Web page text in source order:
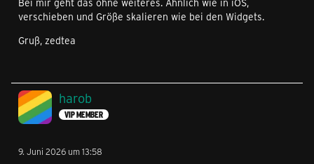
Bei mir geht das ohne weiteres. Ähnlich wie in iOS,
verschieben und Größe skalieren wie bei den Widgets.
Gruß, zedtea
harob
VIP MEMBER
9. Juni 2026 um 13:58